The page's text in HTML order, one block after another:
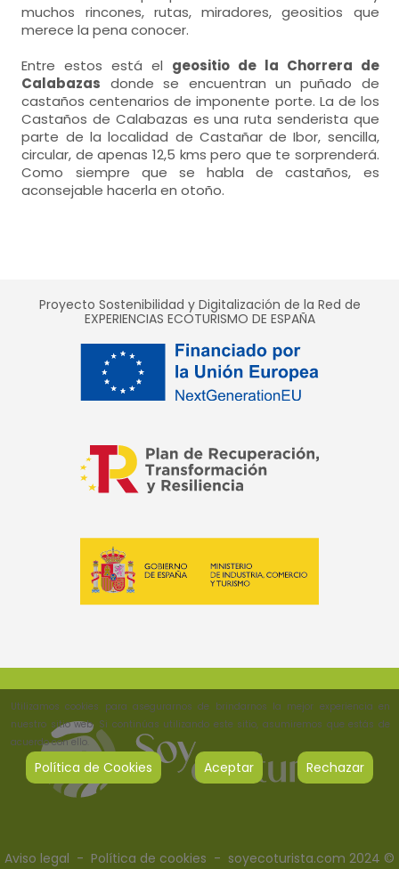
muchos rincones, rutas, miradores, geositios que
merece la pena conocer.
Entre estos está el geositio de la Chorrera de
Calabazas donde se encuentran un puñado de
castaños centenarios de imponente porte. La de los
Castaños de Calabazas es una ruta senderista que
parte de la localidad de Castañar de Ibor, sencilla,
circular, de apenas 12,5 kms pero que te sorprenderá.
Como siempre que se habla de castaños, es
aconsejable hacerla en otoño.
Proyecto Sostenibilidad y Digitalización de la Red de
EXPERIENCIAS ECOTURISMO DE ESPAÑA
Aviso legal - Política de cookies - soyecoturista.com 2024 ©
Utilizamos cookies para asegurarnos de brindarnos la mejor experiencia en
nuestro sitio web. Si continúas utilizando este sitio, asumiremos que estás de
acuerdo con ello.
Política de Cookies Aceptar Rechazar